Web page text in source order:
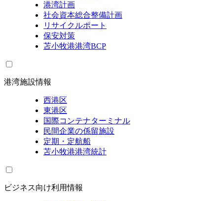
港湾計画
社会資本総合整備計画
リサイクルポート
保安対策
苫小牧港港湾BCP
港湾施設情報
西港区
東港区
国際コンテナターミナル
民間企業の係留施設
定期・定航船
苫小牧港港湾統計
ビジネス向け利用情報